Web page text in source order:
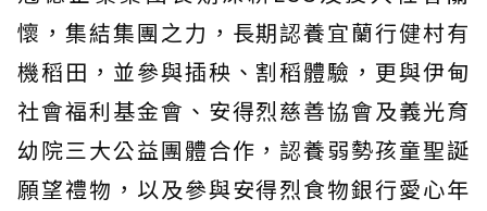
懷，集結集團之力，長期認養宜蘭行健村有
機稻田，並參與插秧、割稻體驗，更與伊甸
社會福利基金會、安得烈慈善協會及義光育
幼院三大公益團體合作，認養弱勢孩童聖誕
願望禮物，以及參與安得烈食物銀行愛心年